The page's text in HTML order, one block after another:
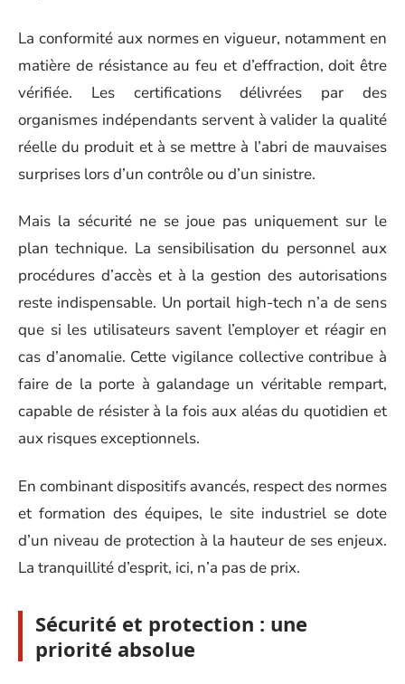
La conformité aux normes en vigueur, notamment en
matière de résistance au feu et d’effraction, doit être
vérifiée. Les certifications délivrées par des
organismes indépendants servent à valider la qualité
réelle du produit et à se mettre à l’abri de mauvaises
surprises lors d’un contrôle ou d’un sinistre.
Mais la sécurité ne se joue pas uniquement sur le
plan technique. La sensibilisation du personnel aux
procédures d’accès et à la gestion des autorisations
reste indispensable. Un portail high-tech n’a de sens
que si les utilisateurs savent l’employer et réagir en
cas d’anomalie. Cette vigilance collective contribue à
faire de la porte à galandage un véritable rempart,
capable de résister à la fois aux aléas du quotidien et
aux risques exceptionnels.
En combinant dispositifs avancés, respect des normes
et formation des équipes, le site industriel se dote
d’un niveau de protection à la hauteur de ses enjeux.
La tranquillité d’esprit, ici, n’a pas de prix.
Sécurité et protection : une
priorité absolue